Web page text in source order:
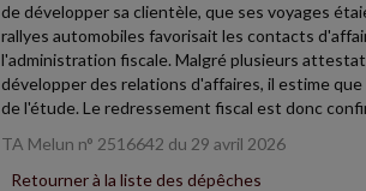
de développer sa clientèle, que ses voyages
rallyes automobiles favorisait les contacts
l'administration fiscale. Malgré plusieurs
développer des relations d'affaires, il estime
de l'étude. Le redressement fiscal est donc
TA Melun n° 2516642 du 29 avril 2026
Retourner à la liste des dépêches